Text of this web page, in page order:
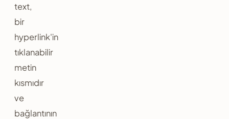
text,
bir
hyperlink'in
tıklanabilir
metin
kısmıdır
ve
bağlantının